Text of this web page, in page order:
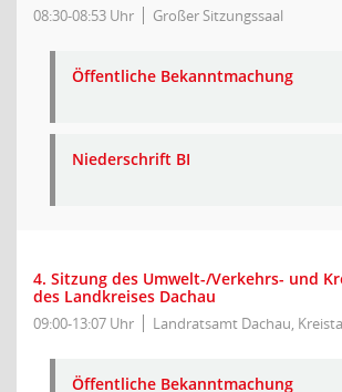
08:30-08:53 Uhr Großer Sitzungssaal
Öffentliche Bekanntmachung
Niederschrift BI
4. Sitzung des Umwelt-/Verkehrs- und
des Landkreises Dachau
09:00-13:07 Uhr Landratsamt Dachau,
Öffentliche Bekanntmachung